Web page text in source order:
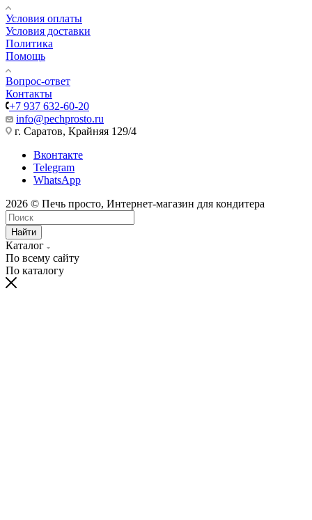
Условия оплаты
Условия доставки
Политика
Помощь
Вопрос-ответ
Контакты
+7 937 632-60-20
info@pechprosto.ru
г. Саратов, Крайняя 129/4
Вконтакте
Telegram
WhatsApp
2026 © Печь просто, Интернет-магазин для кондитера
Найти
Каталог
По всему сайту
По каталогу